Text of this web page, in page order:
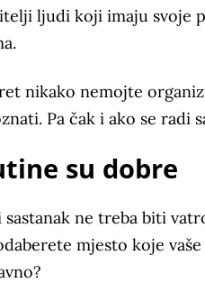
ljudi koji imaju svoje
nikako nemojte
Pa čak i ako se radi
su dobre
sastanak ne treba biti
mjesto koje